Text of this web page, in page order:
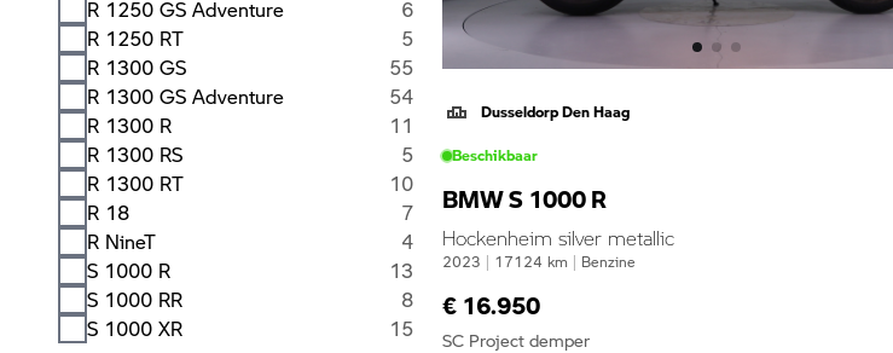
R 1250 GS Adventure
6
R 1250 RT
5
R 1300 GS
55
R 1300 GS Adventure
54
R 1300 R
11
R 1300 RS
5
R 1300 RT
10
R 18
7
R NineT
4
S 1000 R
13
S 1000 RR
8
S 1000 XR
15
Dusseldorp Den Haag
Beschikbaar
BMW S 1000 R
Hockenheim silver metallic
2023 | 17124 km | Benzine
€ 16.950
SC Project demper